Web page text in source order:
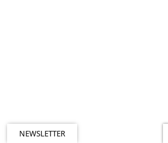
NEWSLETTER